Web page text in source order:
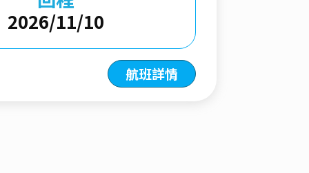
2026/11/10
航班詳情